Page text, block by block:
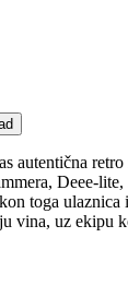
Deee-
toga
uz ekipu